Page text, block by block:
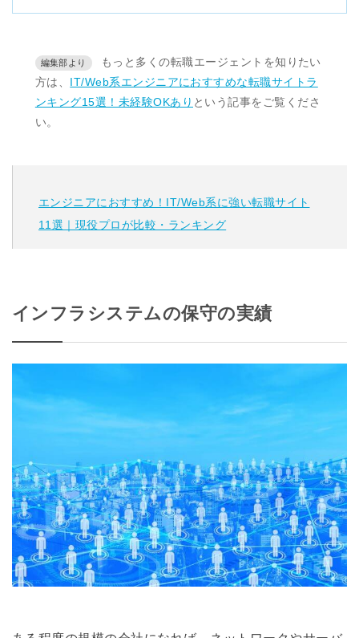
もっと多くの転職エージェントを知りたい
方は、 IT/Web系エンジニアにおすすめな転職サイトラ
ンキング15選！未経験OKあり という記事をご覧くださ
い。
エンジニアにおすすめ！IT/Web系に強い転職サイト
11選｜現役プロが比較・ランキング
インフラシステムの保守の実績